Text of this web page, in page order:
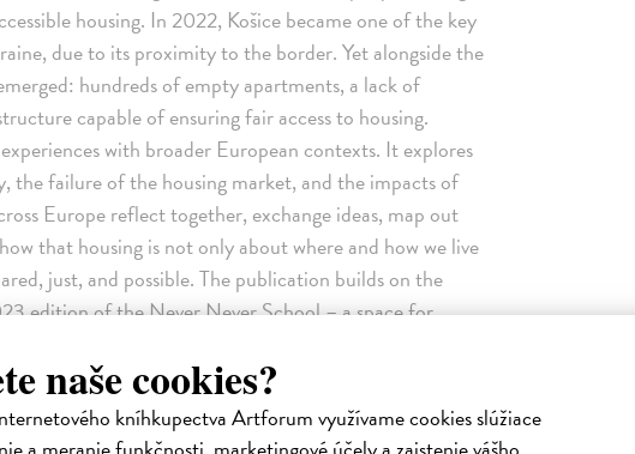
naše cookies?
kníhkupectva Artforum využívame cookies slúžiace
housing. In 2022, Košice became one of the key
due to its proximity to the border. Yet alongside the
hundreds of empty apartments, a lack of
capable of ensuring fair access to housing.
with broader European contexts. It explores
the failure of the housing market, and the impacts of
Europe reflect together, exchange ideas, map out
that housing is not only about where and how we live
just, and possible. The publication builds on the
edition of the Never Never School – a space for
school in Košice for individuals and groups working in
practice. Each year brings together different
responses to the urgent questions of our time.